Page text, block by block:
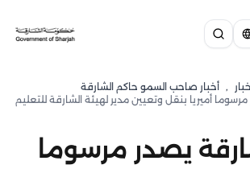
, أخبار صاحب السمو حاكم الشارقة
أميريا بنقل وتعيين مدير لهيئة الشارقة للتعليم
يصدر مرسوما